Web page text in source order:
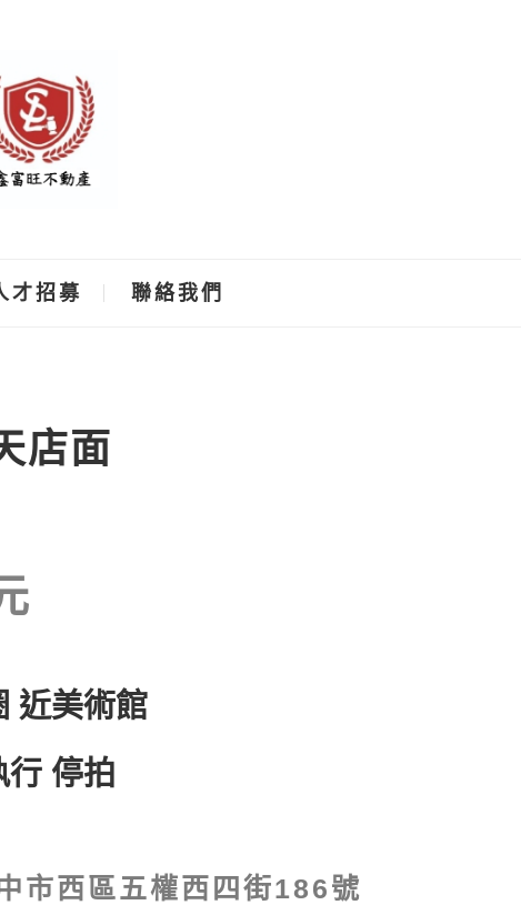
才招募 聯絡我們
店面
近美術館
行 停拍
市西區五權西四街186號